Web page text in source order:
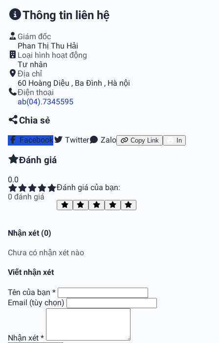
Thông tin liên hệ
Giám đốc
Phan Thị Thu Hải
Loại hình hoạt động
Tư nhân
Địa chỉ
60 Hoàng Diệu , Ba Ðình , Hà nội
Điện thoại
ab(04).7345595
Chia sẻ
Facebook Twitter Zalo Copy Link In
Đánh giá
0.0
0 đánh giá
Đánh giá của bạn:
Nhận xét (0)
Chưa có nhận xét nào
Viết nhận xét
Tên của bạn *
Email (tùy chọn)
Nhận xét *